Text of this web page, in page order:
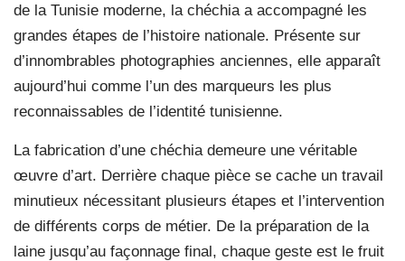
de la Tunisie moderne, la chéchia a accompagné les
grandes étapes de l’histoire nationale. Présente sur
d’innombrables photographies anciennes, elle apparaît
aujourd’hui comme l’un des marqueurs les plus
reconnaissables de l’identité tunisienne.
La fabrication d’une chéchia demeure une véritable
œuvre d’art. Derrière chaque pièce se cache un travail
minutieux nécessitant plusieurs étapes et l’intervention
de différents corps de métier. De la préparation de la
laine jusqu’au façonnage final, chaque geste est le fruit